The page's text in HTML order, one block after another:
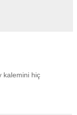
kalemini hiç